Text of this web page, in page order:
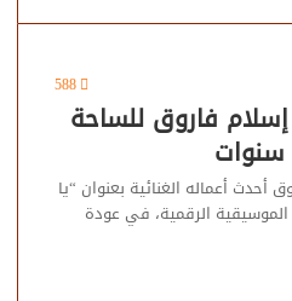
588
فاروق للساحة
أعماله الغنائية بعنوان “يا
الرقمية، في عودة